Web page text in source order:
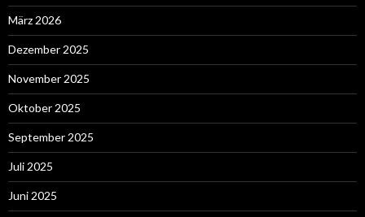
März 2026
Dezember 2025
November 2025
Oktober 2025
September 2025
Juli 2025
Juni 2025